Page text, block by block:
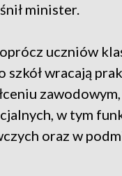
minister.
uczniów
szkół wracają
w tym
oraz w